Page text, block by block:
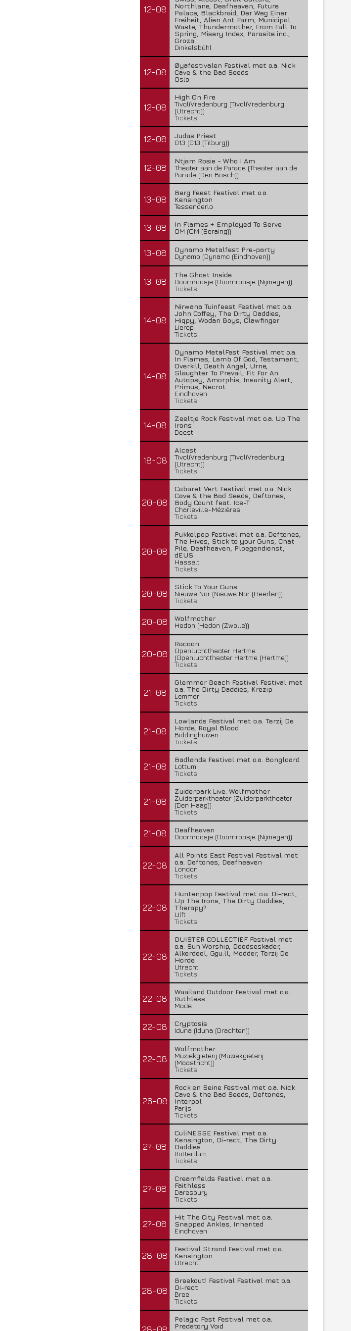
12-08
Northlane, Deafheaven, Future
Palace, Blackbraid, Der Weg Einer
Freiheit, Alien Ant Farm, Municipal
Waste, Thundermother, From Fall To
Spring, Misery Index, Parasite inc.,
Groza
Dinkelsbühl
12-08
Øyafestivalen Festival met o.a. Nick
Cave & the Bad Seeds
Oslo
12-08
High On Fire
TivoliVredenburg (TivoliVredenburg
(Utrecht))
Tickets
12-08
Judas Priest
013 (013 (Tilburg))
12-08
Ntjam Rosie - Who I Am
Theater aan de Parade (Theater aan de
Parade (Den Bosch))
13-08
Berg Feest Festival met o.a.
Kensington
Tessenderlo
13-08
In Flames + Employed To Serve
OM (OM (Seraing))
13-08
Dynamo Metalfest Pre-party
Dynamo (Dynamo (Eindhoven))
13-08
The Ghost Inside
Doornroosje (Doornroosje (Nijmegen))
Tickets
14-08
Nirwana Tuinfeest Festival met o.a.
John Coffey, The Dirty Daddies,
Hiqpy, Wodan Boys, Clawfinger
Lierop
Tickets
14-08
Dynamo MetalFest Festival met o.a.
In Flames, Lamb Of God, Testament,
Overkill, Death Angel, Urne,
Slaughter To Prevail, Fit For An
Autopsy, Amorphis, Insanity Alert,
Primus, Necrot
Eindhoven
Tickets
14-08
Zeeltje Rock Festival met o.a. Up The
Irons
Deest
18-08
Alcest
TivoliVredenburg (TivoliVredenburg
(Utrecht))
Tickets
20-08
Cabaret Vert Festival met o.a. Nick
Cave & the Bad Seeds, Deftones,
Body Count feat. Ice-T
Charleville-Mézières
Tickets
20-08
Pukkelpop Festival met o.a. Deftones,
The Hives, Stick to your Guns, Chat
Pile, Deafheaven, Ploegendienst,
dEUS
Hasselt
Tickets
20-08
Stick To Your Guns
Nieuwe Nor (Nieuwe Nor (Heerlen))
Tickets
20-08
Wolfmother
Hedon (Hedon (Zwolle))
20-08
Racoon
Openluchttheater Hertme
(Openluchttheater Hertme (Hertme))
Tickets
21-08
Glemmer Beach Festival Festival met
o.a. The Dirty Daddies, Krezip
Lemmer
Tickets
21-08
Lowlands Festival met o.a. Terzij De
Horde, Royal Blood
Biddinghuizen
Tickets
21-08
Badlands Festival met o.a. Bongloard
Lottum
Tickets
21-08
Zuiderpark Live: Wolfmother
Zuiderparktheater (Zuiderparktheater
(Den Haag))
Tickets
21-08
Deafheaven
Doornroosje (Doornroosje (Nijmegen))
22-08
All Points East Festival Festival met
o.a. Deftones, Deafheaven
London
Tickets
22-08
Huntenpop Festival met o.a. Di-rect,
Up The Irons, The Dirty Daddies,
Therapy?
Ulft
Tickets
22-08
DUISTER COLLECTIEF Festival met
o.a. Sun Worship, Doodseskader,
Alkerdeel, Ggu:ll, Modder, Terzij De
Horde
Utrecht
Tickets
22-08
Waailand Outdoor Festival met o.a.
Ruthless
Made
22-08
Cryptosis
Iduna (Iduna (Drachten))
22-08
Wolfmother
Muziekgieterij (Muziekgieterij
(Maastricht))
Tickets
26-08
Rock en Seine Festival met o.a. Nick
Cave & the Bad Seeds, Deftones,
Interpol
Parijs
Tickets
27-08
CuliNESSE Festival met o.a.
Kensington, Di-rect, The Dirty
Daddies
Rotterdam
Tickets
27-08
Creamfields Festival met o.a.
Faithless
Daresbury
Tickets
27-08
Hit The City Festival met o.a.
Snapped Ankles, Inherited
Eindhoven
28-08
Festival Strand Festival met o.a.
Kensington
Utrecht
28-08
Breekout! Festival Festival met o.a.
Di-rect
Bree
Tickets
Pelagic Fest Festival met o.a.
Predatory Void